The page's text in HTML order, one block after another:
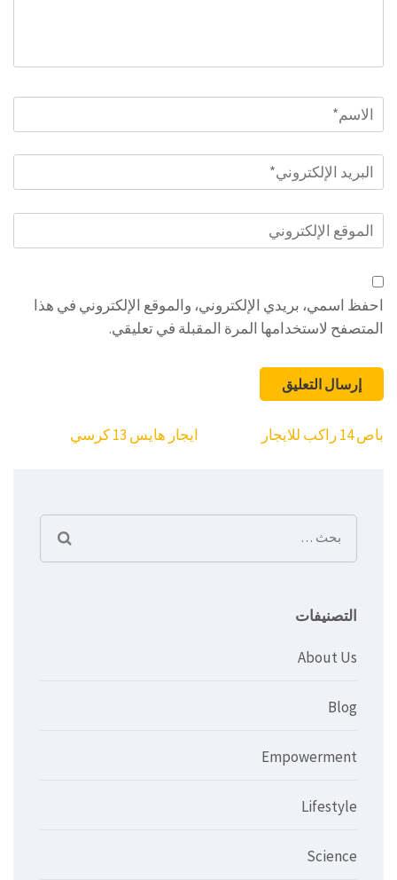
الاسم
البريد
الإلكتروني*
الموقع
الإلكتروني
احفظ اسمي، بريدي الإلكتروني، والموقع الإلكتروني في هذا
المتصفح لاستخدامها المرة المقبلة في تعليقي.
تصفّح
ايجار هايس 13 كرسي باص 14 راكب للايجار
البحث
عن:
التصنيفات
About Us
Blog
Empowerment
Lifestyle
Science